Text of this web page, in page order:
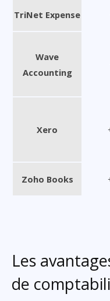
TriNet Expense
Wave
Accounting
Xero
Zoho Books
Les
de